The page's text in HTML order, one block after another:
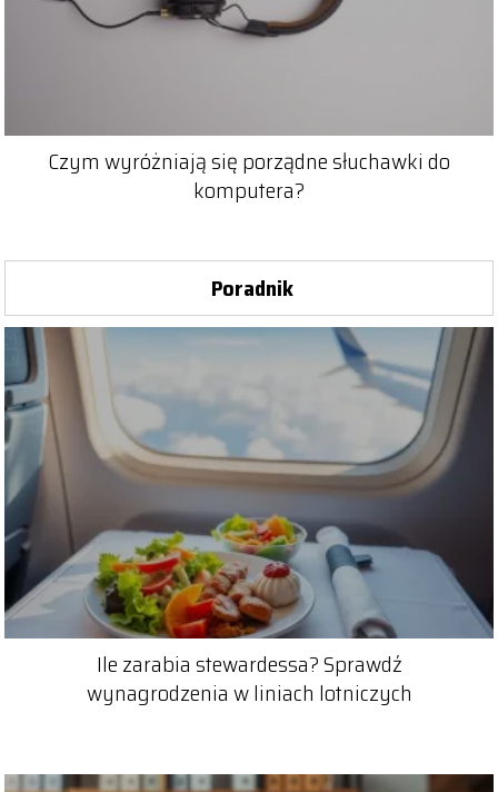
Czym wyróżniają się porządne słuchawki do
komputera?
Poradnik
Ile zarabia stewardessa? Sprawdź
wynagrodzenia w liniach lotniczych